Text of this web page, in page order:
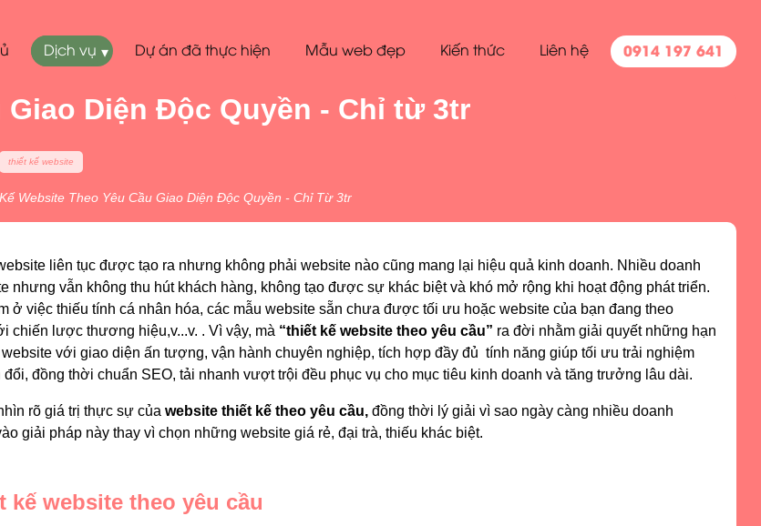
Dịch vụ ▾ Dự án đã thực hiện Mẫu web đẹp Kiến thức Liên hệ 0914 197 641
Giao Diện Độc Quyền - Chỉ từ 3tr
thiết kế website
Website Theo Yêu Cầu Giao Diện Độc Quyền - Chỉ Từ 3tr
liên tục được tạo ra nhưng không phải website nào cũng mang lại hiệu quả kinh doanh. Nhiều doanh
nhưng vẫn không thu hút khách hàng, không tạo được sự khác biệt và khó mở rộng khi hoạt động phát triển.
ở việc thiếu tính cá nhân hóa, các mẫu website sẵn chưa được tối ưu hoặc website của bạn đang theo
chiến lược thương hiệu,v...v. . Vì vậy, mà “thiết kế website theo yêu cầu” ra đời nhằm giải quyết những hạn
với giao diện ấn tượng, vận hành chuyên nghiệp, tích hợp đầy đủ tính năng giúp tối ưu trải nghiệm
đồng thời chuẩn SEO, tải nhanh vượt trội đều phục vụ cho mục tiêu kinh doanh và tăng trưởng lâu dài.
rõ giá trị thực sự của website thiết kế theo yêu cầu,đồng thời lý giải vì sao ngày càng nhiều doanh
giải pháp này thay vì chọn những website giá rẻ, đại trà, thiếu khác biệt.
kế website theo yêu cầu